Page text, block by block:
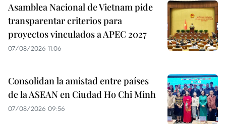
Asamblea Nacional de Vietnam pide
transparentar criterios para
proyectos vinculados a APEC 2027
07/08/2026 11:06
Consolidan la amistad entre países
de la ASEAN en Ciudad Ho Chi Minh
07/08/2026 09:56